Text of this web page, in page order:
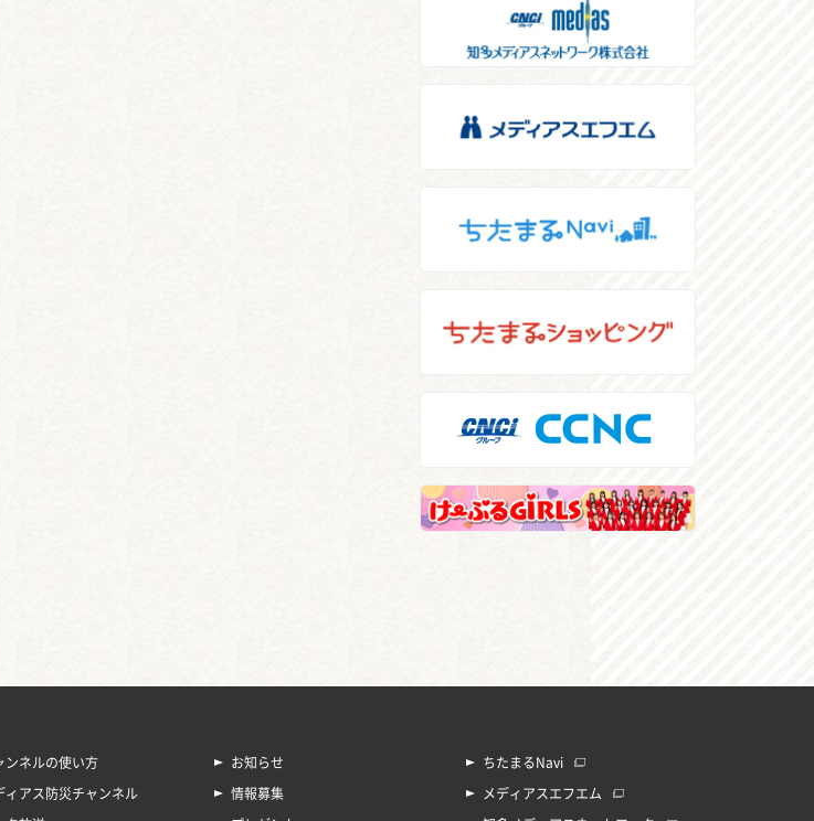
ンネルの使い方
ィアス防災チャンネル
お知らせ
情報募集
ちたまるNavi
メディアスエフエム